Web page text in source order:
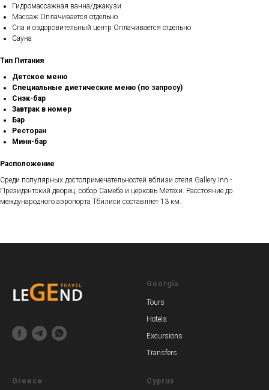
Гидромассажная ванна/джакузи
Массаж Оплачивается отдельно
Спа и оздоровительный центр Оплачивается отдельно
Сауна
Тип Питания
Детское меню
Специальные диетические меню (по запросу)
Снэк-бар
Завтрак в номер
Бар
Ресторан
Мини-бар
Расположение
Среди популярных достопримечательностей вблизи отеля Gallery Inn -
Президентский дворец, собор Самеба и церковь Метехи. Расстояние до
международного аэропорта Тбилиси составляет 13 км.
Georgia
Tours
Hotels
Excursions
Transfers
Greece Cyprus